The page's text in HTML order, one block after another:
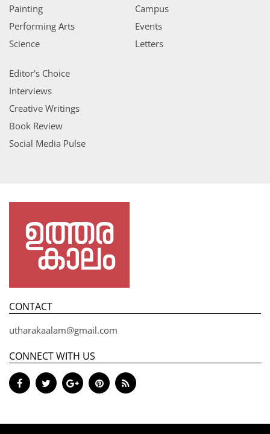
Painting
Performing Arts
Science
Campus
Events
Letters
Editor’s Choice
Interviews
Creative Writings
Book Review
Social Media Pulse
CONTACT
utharakaalam@gmail.com
CONNECT WITH US